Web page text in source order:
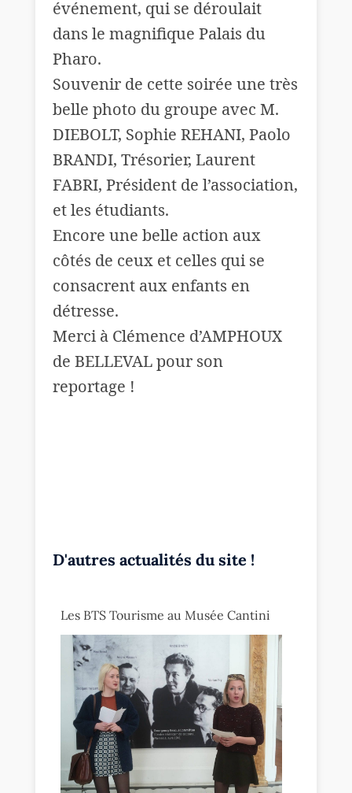
événement, qui se déroulait
dans le magnifique Palais du
Pharo.
Souvenir de cette soirée une très
belle photo du groupe avec M.
DIEBOLT, Sophie REHANI, Paolo
BRANDI, Trésorier, Laurent
FABRI, Président de l’association,
et les étudiants.
Encore une belle action aux
côtés de ceux et celles qui se
consacrent aux enfants en
détresse.
Merci à Clémence d’AMPHOUX
de BELLEVAL pour son
reportage !
D'autres actualités du site !
Les BTS Tourisme au Musée Cantini